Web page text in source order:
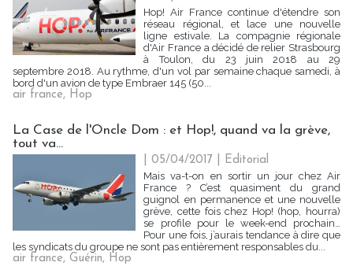
Hop! Air France continue d'étendre son
réseau régional, et lace une nouvelle
ligne estivale. La compagnie régionale
d'Air France a décidé de relier Strasbourg
à Toulon, du 23 juin 2018 au 29
septembre 2018. Au rythme, d'un vol par semaine chaque samedi, à
bord d'un avion de type Embraer 145 (50...
air france, Hop
La Case de l'Oncle Dom : et Hop!, quand va la grève,
tout va…
| 05/04/2017
Editorial
Mais va-t-on en sortir un jour chez Air
France ? C’est quasiment du grand
guignol en permanence et une nouvelle
grève, cette fois chez Hop! (hop, hourra)
se profile pour le week-end prochain…
Pour une fois, j’aurais tendance à dire que
les syndicats du groupe ne sont pas entièrement responsables du...
air france, Guérin, Hop